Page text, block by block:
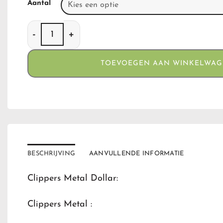
Aantal
Clippers Metal Dollar aantal
TOEVOEGEN AAN
BESCHRIJVING AANVULLENDE INFORMATIE
Clippers Metal Dollar:
Clippers Metal :